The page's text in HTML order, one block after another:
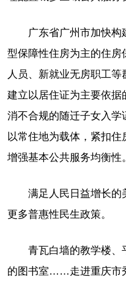
广东省广州市加快构
型保障性住房为主的住房
人员、新就业无房职工
建立以居住证为主要依据
消不合规的随迁子女入
以常住地为载体，紧扣住
增强基本公共服务均衡性。
满足人民日益增长的
更多普惠性民生政策。
青瓦白墙的教学楼、
的图书室……走进重庆市